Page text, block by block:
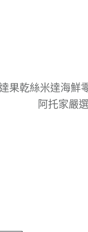
果乾絲米達海鮮
阿托家嚴